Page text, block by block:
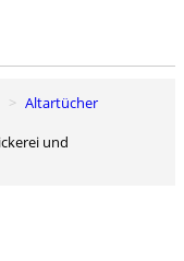
Altartücher